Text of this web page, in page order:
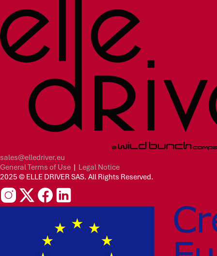
sales@elledriver.eu
General Terms of Use | Legal Notice
2025 © ELLE DRIVER SAS. All Rights Reserved.